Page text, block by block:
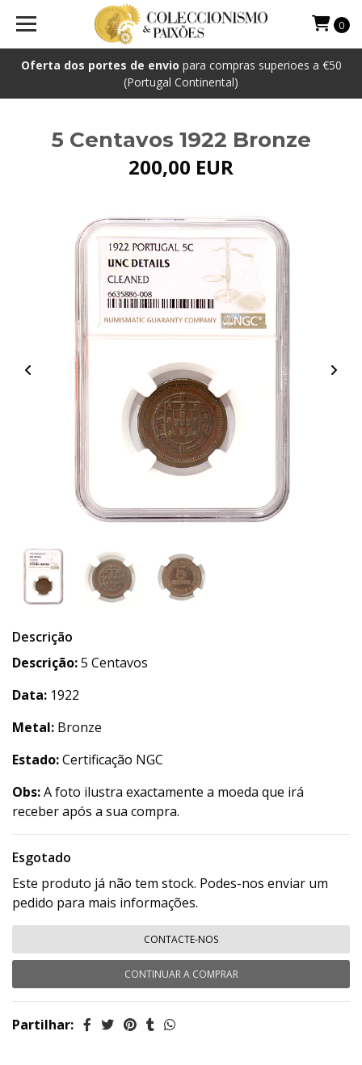
Oferta dos portes de envio para compras superioes a €50
(Portugal Continental)
0
5 Centavos 1922 Bronze
200,00 EUR
Descrição
Descrição:5 Centavos
Data: 1922
Metal: Bronze
Estado:Certificação NGC
Obs:A foto ilustra exactamente a moeda que irá
receber após a sua compra.
Esgotado
Este produto já não tem stock. Podes-nos enviar um
pedido para mais informações.
CONTACTE-NOS
CONTINUAR A COMPRAR
Partilhar: